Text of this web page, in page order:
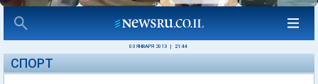
03 ЯНВАРЯ 2013 21:44
СПОРТ